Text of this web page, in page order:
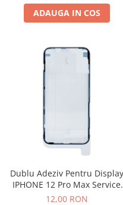
OPPO COMPATIBILE
OPPO SERVICE PACK
REALME COMPATIBILE
REALME SERVICE PACK
Ecrane pentru LG
LG COMPATIBILE
Ecrane Pentru DOOGEE
DOOGEE COMPATIBILE
Ecrane Pentru LENOVO
ECRANE LENOVO
ADAUGA IN COS
Dublu Adeziv Pentru Display
IPHONE 12 Pro Max Service
Pack - 923-04895
12,00 RON